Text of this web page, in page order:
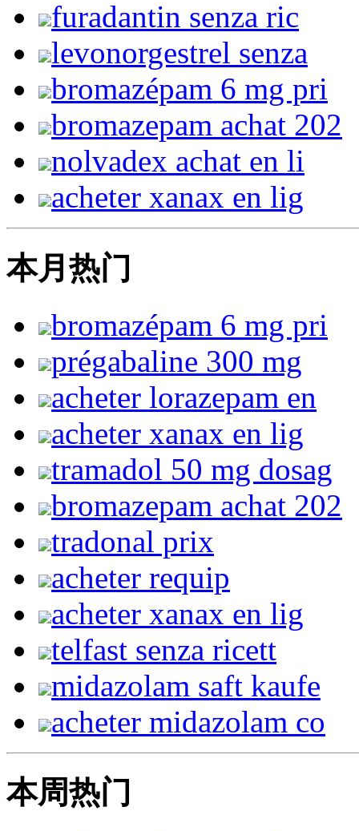
furadantin senza ric
levonorgestrel senza
bromazépam 6 mg pri
bromazepam achat 202
nolvadex achat en li
acheter xanax en lig
本月热门
bromazépam 6 mg pri
prégabaline 300 mg
acheter lorazepam en
acheter xanax en lig
tramadol 50 mg dosag
bromazepam achat 202
tradonal prix
acheter requip
acheter xanax en lig
telfast senza ricett
midazolam saft kaufe
acheter midazolam co
本周热门